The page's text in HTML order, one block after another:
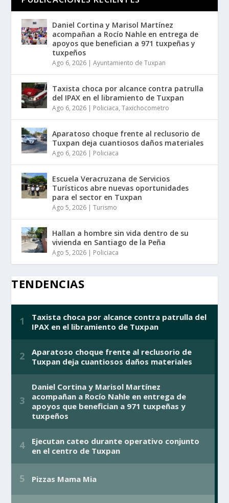
Daniel Cortina y Marisol Martínez
acompañan a Rocío Nahle en entrega de
apoyos que benefician a 971 tuxpeñas y
tuxpeños
Ago 6, 2026 |Ayuntamiento de Tuxpan
Taxista choca por alcance contra patrulla
del IPAX en el libramiento de Tuxpan
Ago 6, 2026 | Policiaca,Taxichocometro
Aparatoso choque frente al reclusorio de
Tuxpan deja cuantiosos daños materiales
Ago 6, 2026 | Policiaca
Escuela Veracruzana de Servicios
Turísticos abre nuevas oportunidades
para el sector en Tuxpan
Ago 5, 2026 |Turismo
Hallan a hombre sin vida dentro de su
vivienda en Santiago de la Peña
Ago 5, 2026 | Policiaca
TENDENCIAS